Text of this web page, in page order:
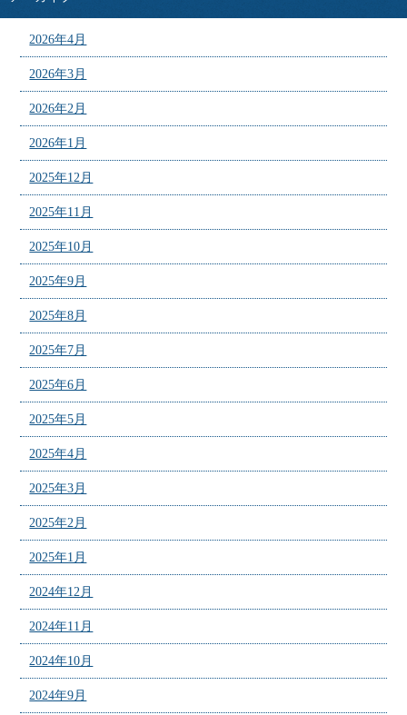
2026年4月
2026年3月
2026年2月
2026年1月
2025年12月
2025年11月
2025年10月
2025年9月
2025年8月
2025年7月
2025年6月
2025年5月
2025年4月
2025年3月
2025年2月
2025年1月
2024年12月
2024年11月
2024年10月
2024年9月